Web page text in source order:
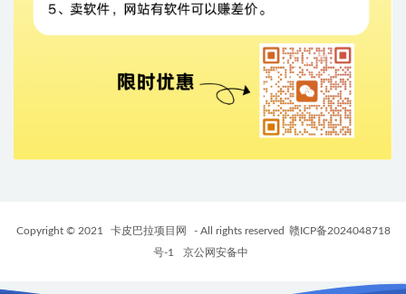
Copyright © 2021 卡皮巴拉项目网 - All rights reserved
赣ICP备2024048718
号-1
京公网安备中